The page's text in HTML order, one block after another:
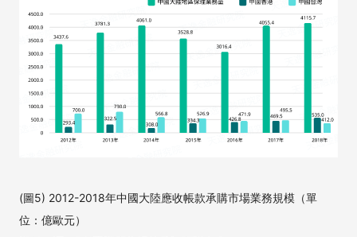
(圖5) 2012-2018年中國大陸應收帳款承購市場業務規模（單
位：億歐元）